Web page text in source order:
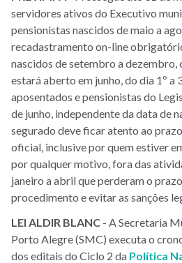
servidores ativos do Executivo
pensionistas nascidos de maio a
recadastramento on-line
nascidos de setembro a dezembro,
estará aberto em junho, do dia 1º a
aposentados e pensionistas do
de junho, independente da data de
segurado deve ficar atento ao
oficial, inclusive por quem estiver
por qualquer motivo, fora das
janeiro a abril que perderam o
procedimento e evitar as sanções
LEI ALDIR BLANC - A Secretaria
Porto Alegre (SMC) executa o
dos editais do Ciclo 2 da Política